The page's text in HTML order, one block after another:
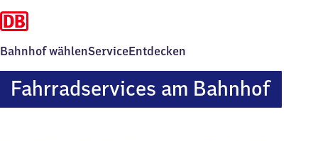
Bahnhof wählenServiceEntdecken
Fahrradservices am Bahnhof